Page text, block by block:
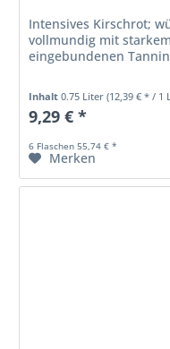
Intensives Kirschrot;
vollmundig mit
eingebundenen
Inhalt0.75 Liter(12,39 € * / 1
9,29 € *
6 Flaschen 55,74 € *
Merken